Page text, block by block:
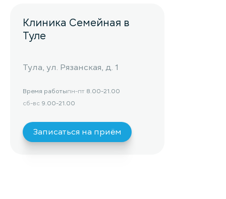
Клиника Семейная в
Туле
Тула, ул. Рязанская, д. 1
Время работыпн-пт 8.00-21.00
сб-вс 9.00-21.00
Записаться на приём